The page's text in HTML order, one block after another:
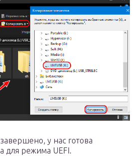
у нас готова
для режима UEFI.